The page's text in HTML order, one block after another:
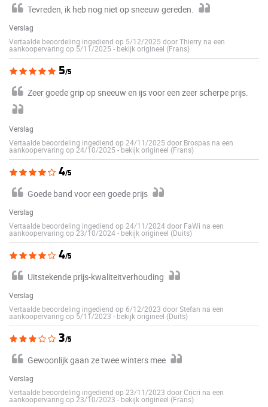
Tevreden, ik heb nog niet op sneeuw gereden.
Verslag
Vertaalde beoordeling ingediend op 5/12/2025 door Thierry na een
aankoopervaring op 5/11/2025 - bekijk origineel (Frans)
5/5
Zeer goede grip op sneeuw en ijs voor een zeer scherpe prijs.
Verslag
Vertaalde beoordeling ingediend op 24/11/2025 door Brospas na een
aankoopervaring op 24/10/2025 -bekijk origineel (Frans)
4/5
Goede band voor een goede prijs
Verslag
Vertaalde beoordeling ingediend op 24/11/2024 door FaWi na een
aankoopervaring op 23/10/2024-bekijk origineel (Duits)
4/5
Uitstekende prijs-kwaliteitverhouding
Verslag
Vertaalde beoordeling ingediend op 6/12/2023 door Stefan na een
aankoopervaring op 5/11/2023 - bekijk origineel (Duits)
3/5
Gewoonlijk gaan ze twee winters mee
Verslag
Vertaalde beoordeling ingediend op 23/11/2023 door Cricri na een
aankoopervaring op 23/10/2023 -bekijk origineel (Frans)